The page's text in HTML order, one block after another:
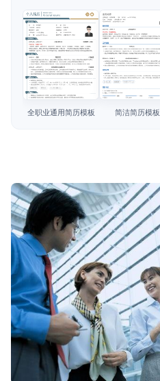
面试自我介绍
AI 职场工具 New
简历模板
简历教程
查看模板
全职业通用简历模板
查看模板
简洁简历模板